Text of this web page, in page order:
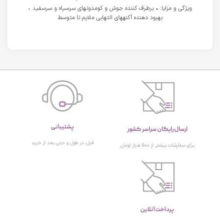
ویژگی و مزایا: • برطرف کننده جوش و کومدونهای سرسیاه و سرسفید •
بهبود دهنده آکنههای التهابی ملایم تا متوسط
ارسال رایگان سراسر کشور
برای سفارشات بیشتر از 500 هزار تومان
پشتیبانی
قبل، در طول و حتی بعد از خرید
پرداخت آنلاین